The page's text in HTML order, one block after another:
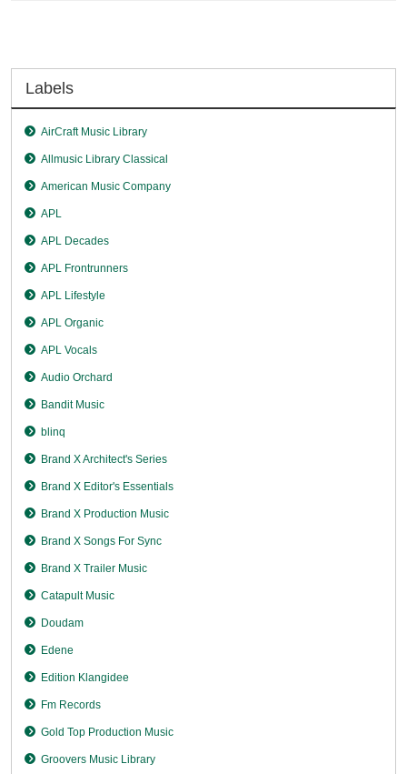
Labels
AirCraft Music Library
Allmusic Library Classical
American Music Company
APL
APL Decades
APL Frontrunners
APL Lifestyle
APL Organic
APL Vocals
Audio Orchard
Bandit Music
blinq
Brand X Architect's Series
Brand X Editor's Essentials
Brand X Production Music
Brand X Songs For Sync
Brand X Trailer Music
Catapult Music
Doudam
Edene
Edition Klangidee
Fm Records
Gold Top Production Music
Groovers Music Library